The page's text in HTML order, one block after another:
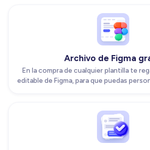
Archivo de Figma
En la compra de cualquier plantilla te
editable de Figma, para que puedas